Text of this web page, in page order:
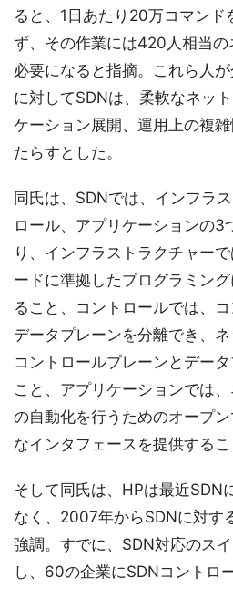
ると、1日あたり20万コマンド
ず、その作業には420人相当
必要になると指摘。これら人
に対してSDNは、柔軟なネッ
ケーション展開、運用上の複
たらすとした。
同氏は、SDNでは、インフラ
ロール、アプリケーションの3
り、インフラストラクチャー
ードに準拠したプログラミン
ること、コントロールでは、
データプレーンを分離でき、
コントロールプレーンとデー
こと、アプリケーションでは
の自動化を行うためのオープ
なインタフェースを提供するこ
そして同氏は、HPは最近SDN
なく、2007年からSDNに対す
強調。すでに、SDN対応のス
し、60の企業にSDNコントロ